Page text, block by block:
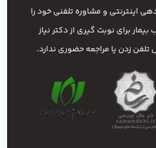
اینترنتی و مشاوره تلفنی خود را
برای نوبت گیری از دکتر نیاز
زدن یا مراجعه حضوری ندارد.